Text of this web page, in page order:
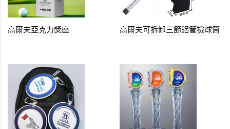
高爾夫亞克力獎座 高爾夫可拆卸三節鋁管撿球筒